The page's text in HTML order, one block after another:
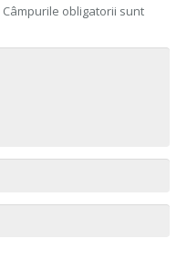
Câmpurile obligatorii sunt